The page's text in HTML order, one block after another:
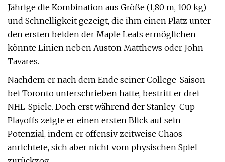
Jährige die Kombination aus Größe (1,80 m, 100 kg)
und Schnelligkeit gezeigt, die ihm einen Platz unter
den ersten beiden der Maple Leafs ermöglichen
könnte Linien neben Auston Matthews oder John
Tavares.
Nachdem er nach dem Ende seiner College-Saison
bei Toronto unterschrieben hatte, bestritt er drei
NHL-Spiele. Doch erst während der Stanley-Cup-
Playoffs zeigte er einen ersten Blick auf sein
Potenzial, indem er offensiv zeitweise Chaos
anrichtete, sich aber nicht vom physischen Spiel